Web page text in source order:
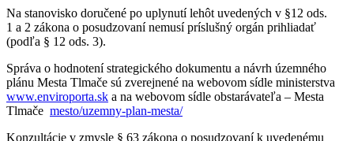
Na stanovisko doručené po uplynutí lehôt uvedených v §12 ods.
1 a 2 zákona o posudzovaní nemusí príslušný orgán prihliadať
(podľa § 12 ods. 3).
Správa o hodnotení strategického dokumentu a návrh územného
plánu Mesta Tlmače sú zverejnené na webovom sídle ministerstva
www.enviroporta.sk a na webovom sídle obstarávateľa – Mesta
Tlmače mesto/uzemny-plan-mesta/
Konzultácie v zmysle § 63 zákona o posudzovaní k uvedenému